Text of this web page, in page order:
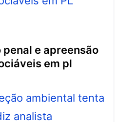
em pl